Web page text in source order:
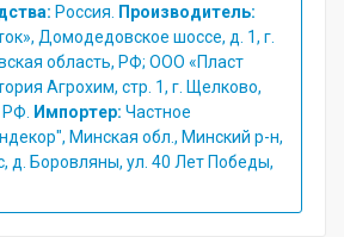
Россия.
Производитель:
Домодедовское шоссе, д. 1, г.
область, РФ; ООО «Пласт
Агрохим, стр. 1, г. Щелково,
Импортер: Частное
Минская обл., Минский р-н,
д. Боровляны, ул. 40 Лет Победы,